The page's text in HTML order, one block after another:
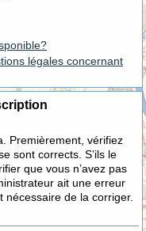
légales concernant
Premièrement, vérifiez
sont corrects. S’ils le
que vous n’avez pas
ait une erreur
nécessaire de la corriger.